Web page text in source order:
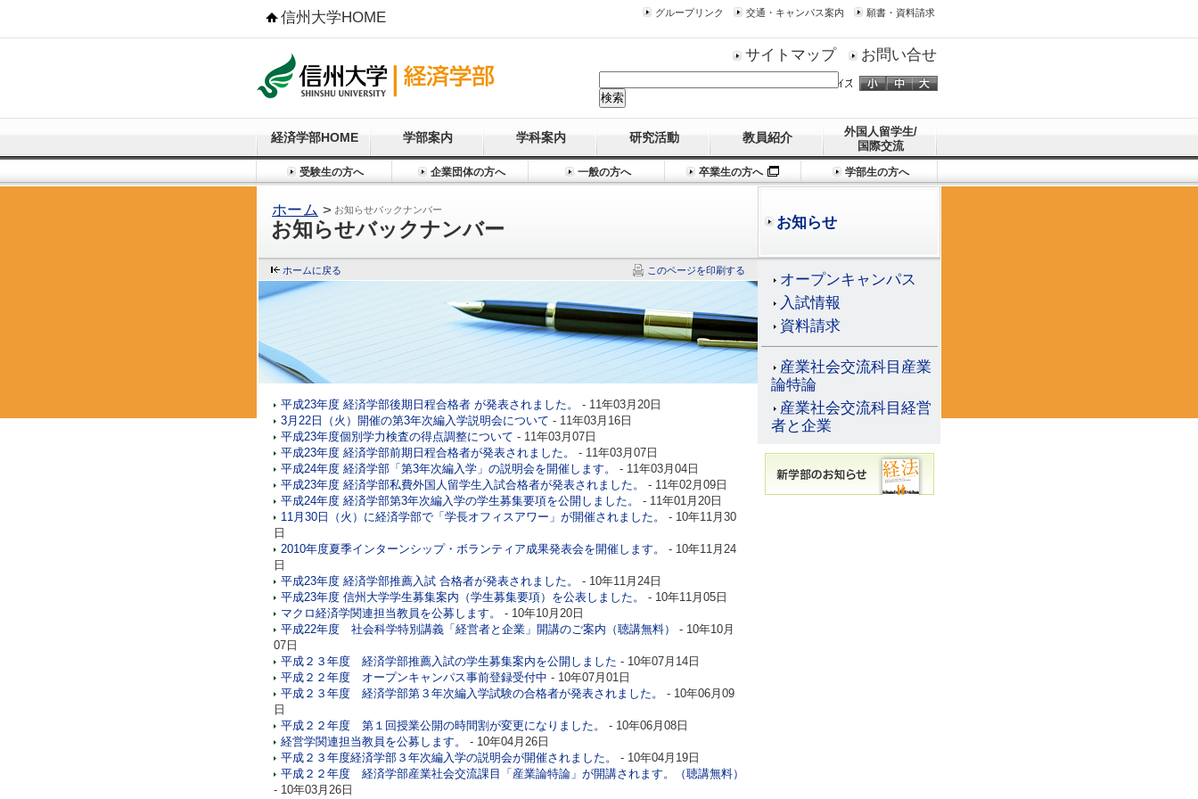
信州大学HOME グループリンク 交通・キャンパス案内 願書・資料請求
サイトマップ お問い合せ
経済学部HOME 学部案内 学科案内 研究活動 教員紹介
外国人留学生/
国際交流
受験生の方へ 企業団体の方へ 一般の方へ 卒業生の方へ 学部生の方へ
ホーム > お知らせバックナンバー
お知らせバックナンバー
ホームに戻る このページを印刷する
平成23年度 経済学部後期日程合格者 が発表されました。 - 11年03月20日
3月22日（火）開催の第3年次編入学説明会について - 11年03月16日
平成23年度個別学力検査の得点調整について - 11年03月07日
平成23年度 経済学部前期日程合格者が発表されました。 - 11年03月07日
平成24年度 経済学部「第3年次編入学」の説明会を開催します。 - 11年03月04日
平成23年度 経済学部私費外国人留学生入試合格者が発表されました。 - 11年02月09日
平成24年度 経済学部第3年次編入学の学生募集要項を公開しました。 - 11年01月20日
11月30日（火）に経済学部で「学長オフィスアワー」が開催されました。 - 10年11月30
日
2010年度夏季インターンシップ・ボランティア成果発表会を開催します。 - 10年11月24
日
平成23年度 経済学部推薦入試 合格者が発表されました。 - 10年11月24日
平成23年度 信州大学学生募集案内（学生募集要項）を公表しました。 - 10年11月05日
マクロ経済学関連担当教員を公募します。 - 10年10月20日
平成22年度 社会科学特別講義「経営者と企業」開講のご案内（聴講無料） - 10年10月
07日
平成２３年度 経済学部推薦入試の学生募集案内を公開しました - 10年07月14日
平成２２年度 オープンキャンパス事前登録受付中 - 10年07月01日
平成２３年度 経済学部第３年次編入学試験の合格者が発表されました。 - 10年06月09
日
平成２２年度 第１回授業公開の時間割が変更になりました。 - 10年06月08日
経営学関連担当教員を公募します。 - 10年04月26日
平成２３年度経済学部３年次編入学の説明会が開催されました。 - 10年04月19日
平成２２年度 経済学部産業社会交流課目「産業論特論」が開講されます。（聴講無料）
- 10年03月26日
お知らせ
オープンキャンパス
入試情報
資料請求
産業社会交流科目産業
論特論
産業社会交流科目経営
者と企業